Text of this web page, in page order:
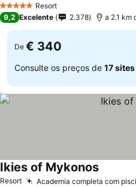
5 Estrelas Resort
9,2 Excelente 2.378 a 2.1 km
De € 340
Consulte os preços de 17 sites
Resort Academia completa com
Ikies of Mykonos